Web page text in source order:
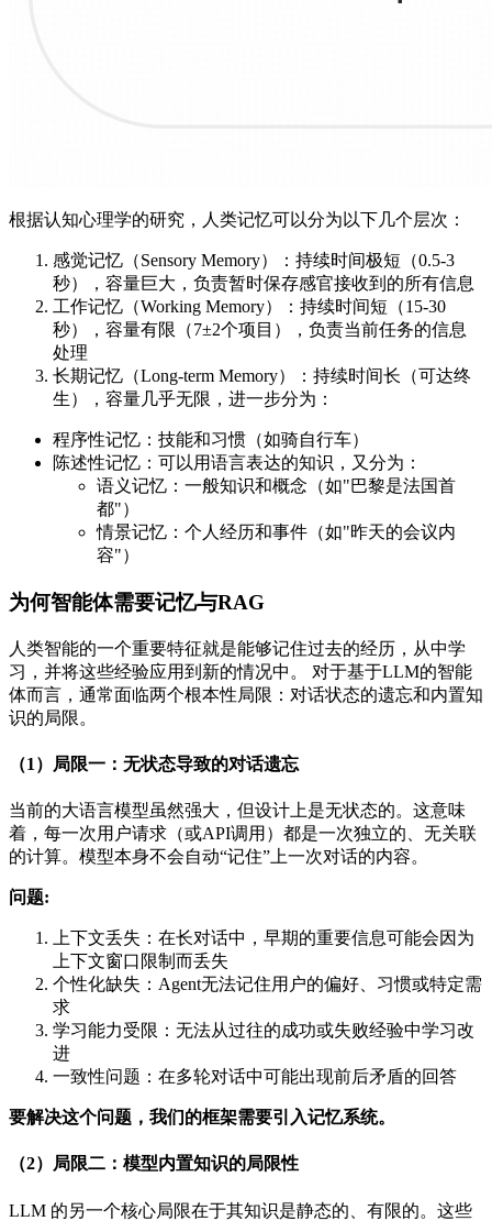
根据认知心理学的研究，人类记忆可以分为以下几个层次：
感觉记忆（Sensory Memory）：持续时间极短（0.5-3
秒），容量巨大，负责暂时保存感官接收到的所有信息
工作记忆（Working Memory）：持续时间短（15-30
秒），容量有限（7±2个项目），负责当前任务的信息
处理
长期记忆（Long-term Memory）：持续时间长（可达终
生），容量几乎无限，进一步分为：
程序性记忆：技能和习惯（如骑自行车）
陈述性记忆：可以用语言表达的知识，又分为：
语义记忆：一般知识和概念（如"巴黎是法国首
都"）
情景记忆：个人经历和事件（如"昨天的会议内
容"）
为何智能体需要记忆与RAG
人类智能的一个重要特征就是能够记住过去的经历，从中学
习，并将这些经验应用到新的情况中。 对于基于LLM的智能
体而言，通常面临两个根本性局限：对话状态的遗忘和内置知
识的局限。
（1）局限一：无状态导致的对话遗忘
当前的大语言模型虽然强大，但设计上是无状态的。这意味
着，每一次用户请求（或API调用）都是一次独立的、无关联
的计算。模型本身不会自动“记住”上一次对话的内容。
问题:
上下文丢失：在长对话中，早期的重要信息可能会因为
上下文窗口限制而丢失
个性化缺失：Agent无法记住用户的偏好、习惯或特定需
求
学习能力受限：无法从过往的成功或失败经验中学习改
进
一致性问题：在多轮对话中可能出现前后矛盾的回答
要解决这个问题，我们的框架需要引入记忆系统。
（2）局限二：模型内置知识的局限性
LLM 的另一个核心局限在于其知识是静态的、有限的。这些